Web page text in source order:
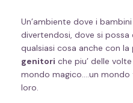
Un’ambiente dove i
divertendosi, dove si possa
qualsiasi cosa anche con la
genitori che piu’ delle
mondo magico….un
loro.